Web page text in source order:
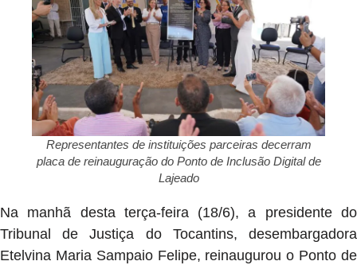
Representantes de instituições parceiras decerram
placa de reinauguração do Ponto de Inclusão Digital de
Lajeado
Na manhã desta terça-feira (18/6), a presidente do
Tribunal de Justiça do Tocantins, desembargadora
Etelvina Maria Sampaio Felipe, reinaugurou o Ponto de